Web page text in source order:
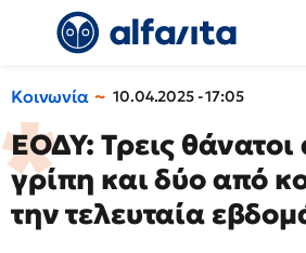
Κοινωνία 10.04.2025 - 17:05
ΕΟΔΥ: Τρεις θάνατοι
γρίπη και δύο από
την τελευταία